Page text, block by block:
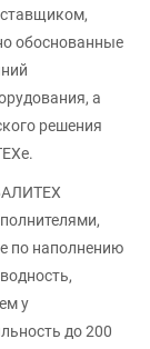
обоснованные
а
решения
по наполнению
у
до 200